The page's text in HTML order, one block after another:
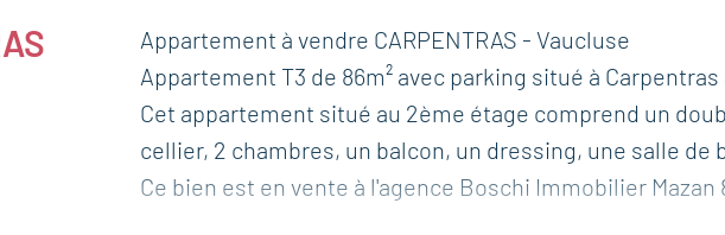
Appartement à vendre CARPENTRAS - Vaucluse
Appartement T3 de 86m² avec parking situé à
Cet appartement situé au 2ème étage comprend un
cellier, 2 chambres, un balcon, un dressing, une salle
Ce bien est en vente à l'agence Boschi Immobilier Mazan